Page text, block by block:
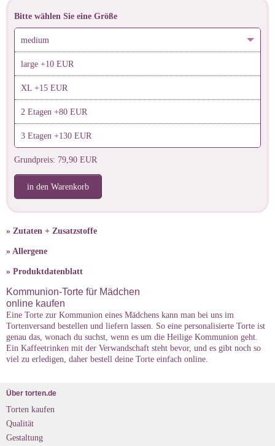
Bitte wählen Sie eine Größe
medium
large +10 EUR
XL +15 EUR
2 Etagen +80 EUR
3 Etagen +130 EUR
Grundpreis: 79,90 EUR
in den Warenkorb
» Zutaten + Zusatzstoffe
» Allergene
» Produktdatenblatt
Kommunion-Torte für Mädchen
online kaufen
Eine Torte zur Kommunion eines Mädchens kann man bei uns im
Tortenversand bestellen und liefern lassen. So eine personalisierte Torte ist
genau das, wonach du suchst, wenn es um die Heilige Kommunion geht.
Ein Kaffeetrinken mit der Verwandschaft steht bevor, und es gibt noch so
viel zu erledigen, daher bestell deine Torte einfach online.
Über torten.de
Torten kaufen
Qualität
Gestaltung